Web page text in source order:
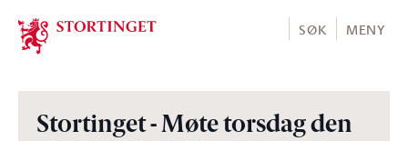
Stortinget.no
SØK MENY
Stortinget - Møte torsdag den